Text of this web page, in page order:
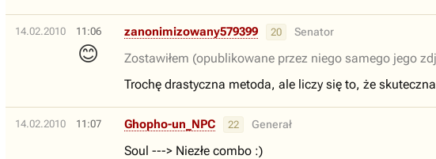
14.02.2010 11:06
😊
zanonimizowany579399 20 Senator
Zostawiłem (opublikowane przez niego samego jego
Trochę drastyczna metoda, ale liczy się to, że
14.02.2010 11:07 Ghopho-un_NPC 22 Generał
Soul ---> Niezłe combo :)